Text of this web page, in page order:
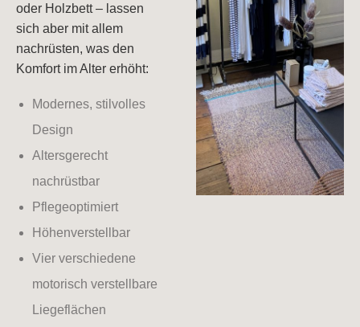
oder Holzbett – lassen
sich aber mit allem
nachrüsten, was den
Komfort im Alter erhöht:
Modernes, stilvolles
Design
Altersgerecht
nachrüstbar
Pflegeoptimiert
Höhenverstellbar
Vier verschiedene
motorisch verstellbare
Liegeflächen